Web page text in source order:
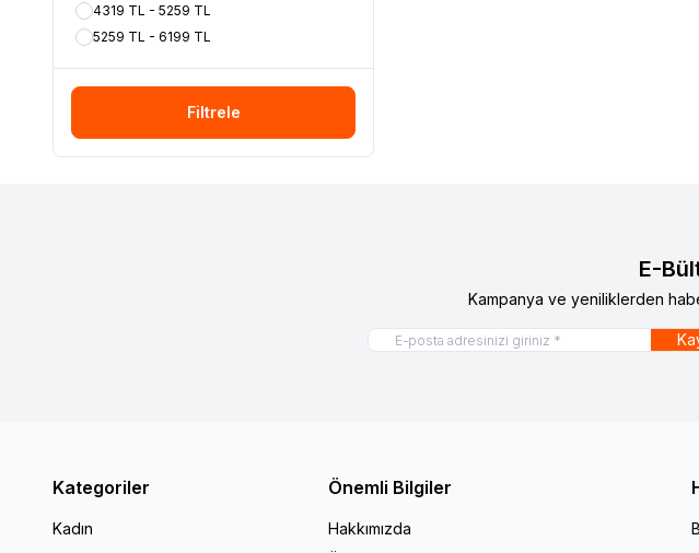
4319 TL - 5259 TL
5259 TL - 6199 TL
Filtrele
E-
Kampanya ve yeniliklerden
Kategoriler
Kadın
Önemli Bilgiler
Hakkımızda